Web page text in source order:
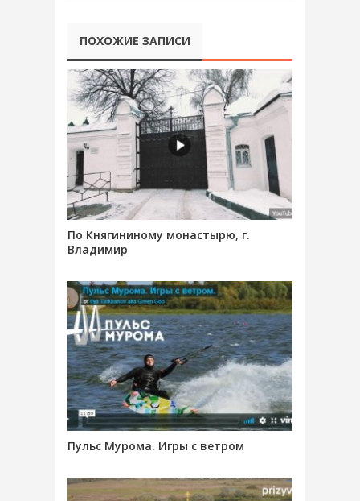
ПОХОЖИЕ ЗАПИСИ
По Княгининому монастырю, г.
Владимир
Пульс Мурома. Игры с ветром